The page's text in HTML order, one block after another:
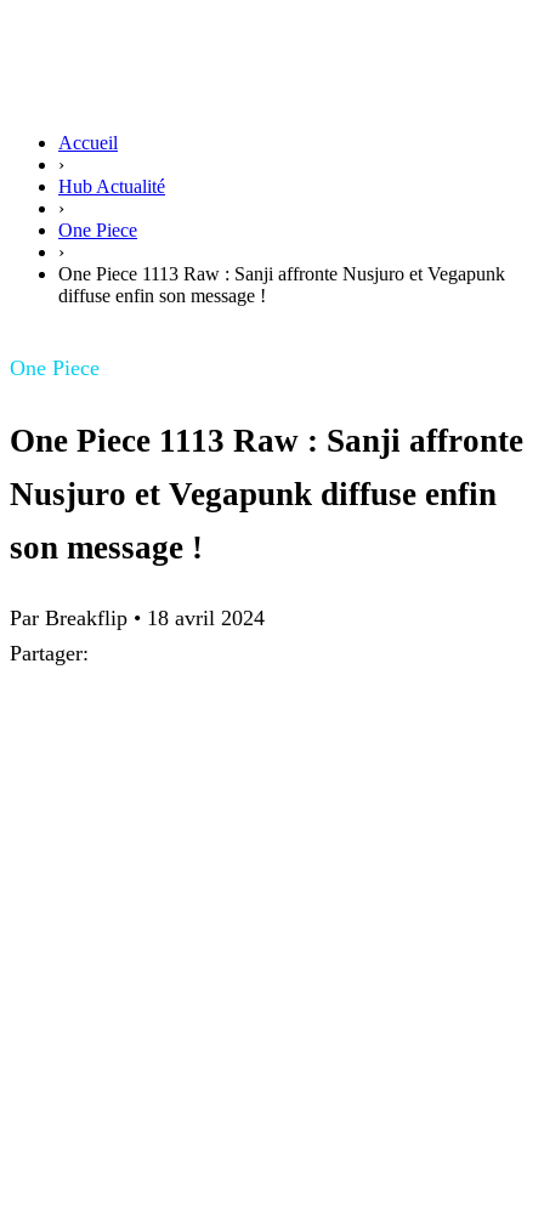
Accueil
›
Hub Actualité
›
One Piece
›
One Piece 1113 Raw : Sanji affronte Nusjuro et Vegapunk
diffuse enfin son message !
One Piece
One Piece 1113 Raw : Sanji affronte
Nusjuro et Vegapunk diffuse enfin
son message !
Par Breakflip • 18 avril 2024
Partager: